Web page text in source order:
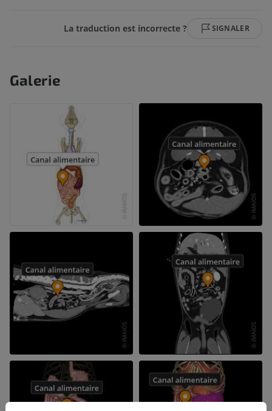
La traduction est incorrecte ? SIGNALER
Galerie